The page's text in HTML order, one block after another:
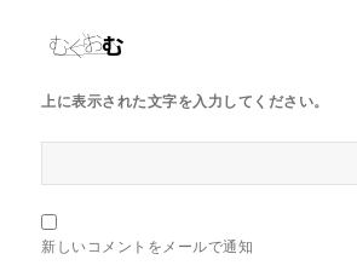
上に表示された文字を入力してください。
新しいコメントをメールで通知